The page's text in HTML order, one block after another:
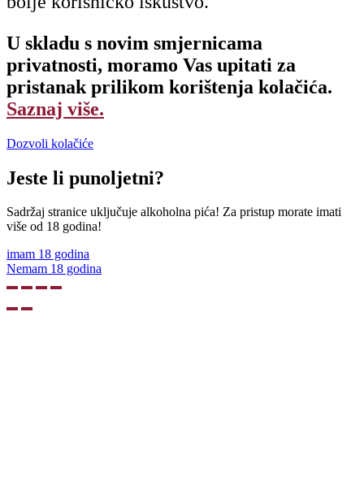
U skladu s novim smjernicama
privatnosti, moramo Vas upitati za
pristanak prilikom korištenja kolačića.
Saznaj više.
Dozvoli kolačiće
Jeste li punoljetni?
Sadržaj stranice uključuje alkoholna pića! Za pristup morate imati
više od 18 godina!
imam 18 godina
Nemam 18 godina